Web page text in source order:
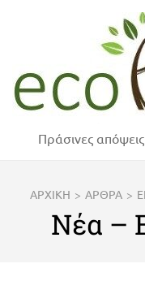
Enter)
Πράσινες
ΑΡΧΙΚΗ > ΑΡΘΡΑ >
Νέα –